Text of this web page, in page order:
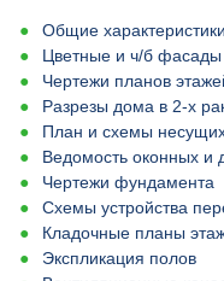
Общие
Цветные и ч/б фасады
Чертежи планов
Разрезы дома в 2-х
План и схемы
Ведомость оконных и
Чертежи фундамента
Схемы устройства
Кладочные планы
Экспликация полов